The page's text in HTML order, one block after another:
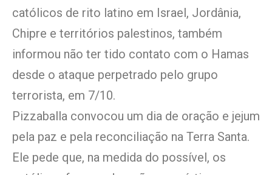
católicos de rito latino em Israel, Jordânia,
Chipre e territórios palestinos, também
informou não ter tido contato com o Hamas
desde o ataque perpetrado pelo grupo
terrorista, em 7/10.
Pizzaballa convocou um dia de oração e jejum
pela paz e pela reconciliação na Terra Santa.
Ele pede que, na medida do possível, os